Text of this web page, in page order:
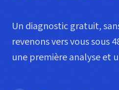
Un diagnostic gratuit,
revenons vers vous sous
une première analyse et